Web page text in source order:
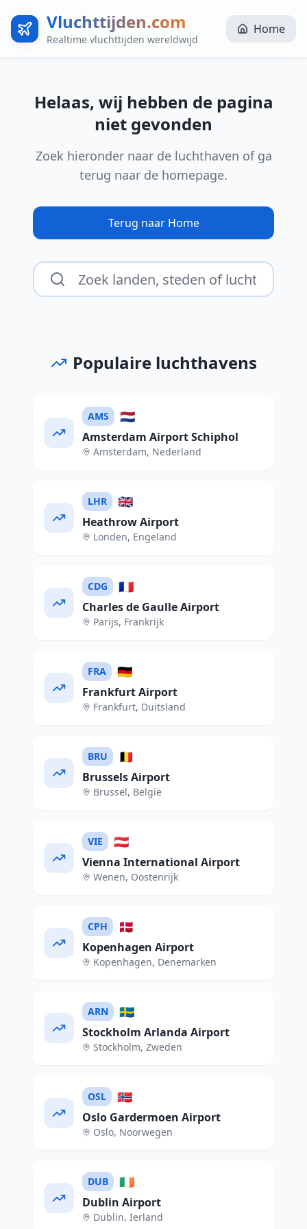
Vluchttijden.com
Realtime vluchttijden wereldwijd
Home
Helaas, wij hebben de pagina
niet gevonden
Zoek hieronder naar de luchthaven of ga
terug naar de homepage.
Terug naar Home
Populaire luchthavens
AMS 🇳🇱
Amsterdam Airport Schiphol
Amsterdam, Nederland
LHR 🇬🇧
Heathrow Airport
Londen, Engeland
CDG 🇫🇷
Charles de Gaulle Airport
Parijs, Frankrijk
FRA 🇩🇪
Frankfurt Airport
Frankfurt, Duitsland
BRU 🇧🇪
Brussels Airport
Brussel, België
VIE 🇦🇹
Vienna International Airport
Wenen, Oostenrijk
CPH 🇩🇰
Kopenhagen Airport
Kopenhagen, Denemarken
ARN 🇸🇪
Stockholm Arlanda Airport
Stockholm, Zweden
OSL 🇳🇴
Oslo Gardermoen Airport
Oslo, Noorwegen
DUB 🇮🇪
Dublin Airport
Dublin, Ierland